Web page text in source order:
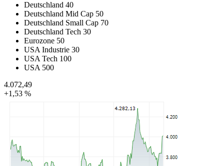
Deutschland 40
Deutschland Mid Cap 50
Deutschland Small Cap 70
Deutschland Tech 30
Eurozone 50
USA Industrie 30
USA Tech 100
USA 500
4.072,49
+1,53 %